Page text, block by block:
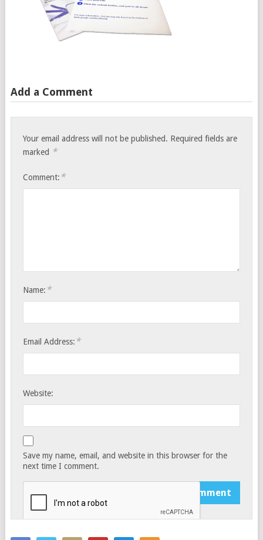
Add a Comment
Your email address will not be published. Required fields are
marked *
Comment: *
Name: *
Email Address: *
Website:
Save my name, email, and website in this browser for the
next time I comment.